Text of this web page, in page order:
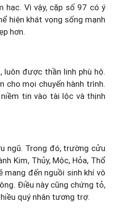
hạc. Vì vậy, cặp số 97 có ý
hiện khát vọng sống mạnh
hơn.
được thần linh phù hộ.
cho mọi chuyến hành trình.
tin vào tài lộc và thịnh
ngũ. Trong đó, trường cửu
Kim, Thủy, Mộc, Hỏa, Thổ
mang đến nguồi sinh khí vô
Điều này cũng chứng tỏ,
quý nhân tương trợ.